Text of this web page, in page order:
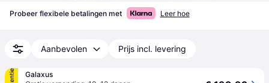
Probeer flexibele betalingen met Leer hoe
Aanbevolen Prijs incl. levering
Galaxus